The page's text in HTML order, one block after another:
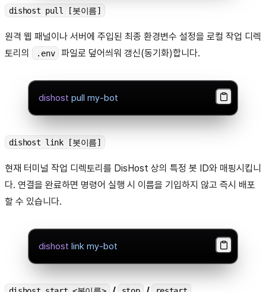
dishost pull [봇이름]
원격 웹 패널이나 서버에 주입된 최종 환경변수 설정을 로컬 작업 디렉
토리의
.env 파일로 덮어씌워 갱신(동기화)합니다.
dishost pull my-bot
dishost link [봇이름]
현재 터미널 작업 디렉토리를 DisHost 상의 특정 봇 ID와 매핑시킵니
다. 연결을 완료하면 명령어 실행 시 이름을 기입하지 않고 즉시 배포
할 수 있습니다.
dishost link my-bot